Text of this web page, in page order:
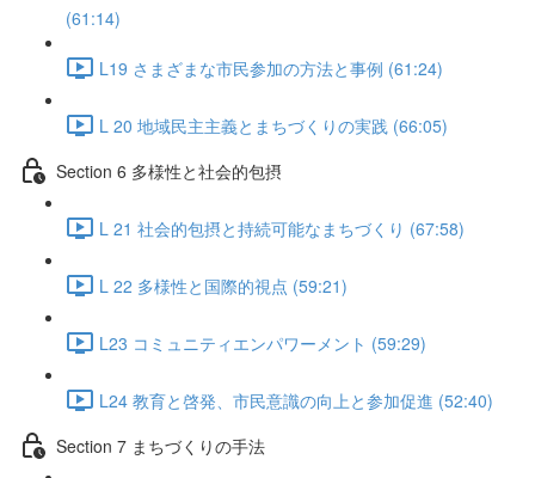
(61:14)
L19 さまざまな市民参加の方法と事例 (61:24)
L 20 地域民主主義とまちづくりの実践 (66:05)
Section 6 多様性と社会的包摂
L 21 社会的包摂と持続可能なまちづくり (67:58)
L 22 多様性と国際的視点 (59:21)
L23 コミュニティエンパワーメント (59:29)
L24 教育と啓発、市民意識の向上と参加促進 (52:40)
Section 7 まちづくりの手法